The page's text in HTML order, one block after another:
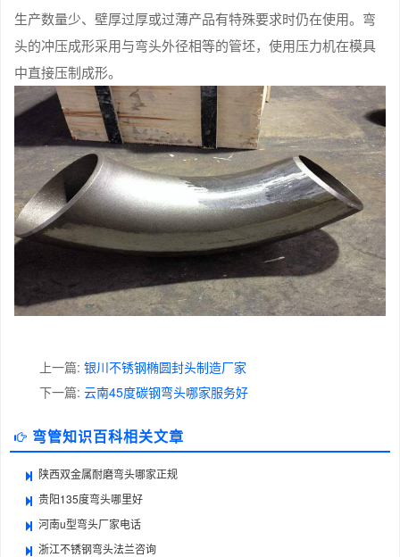
生产数量少、壁厚过厚或过薄产品有特殊要求时仍在使用。弯
头的冲压成形采用与弯头外径相等的管坯，使用压力机在模具
中直接压制成形。
上一篇: 银川不锈钢椭圆封头制造厂家
下一篇: 云南45度碳钢弯头哪家服务好
弯管知识百科相关文章
陕西双金属耐磨弯头哪家正规
贵阳135度弯头哪里好
河南u型弯头厂家电话
浙江不锈钢弯头法兰咨询